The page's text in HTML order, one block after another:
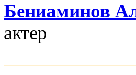
Бениаминов
актер